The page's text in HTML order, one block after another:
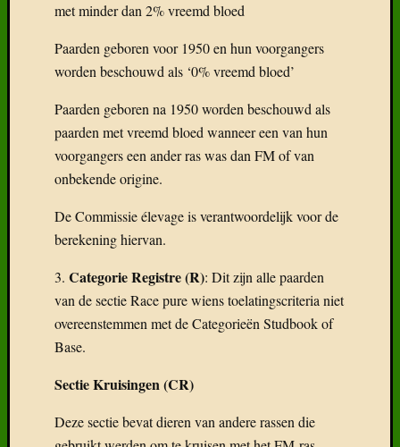
met minder dan 2% vreemd bloed
Paarden geboren voor 1950 en hun voorgangers
worden beschouwd als ‘0% vreemd bloed’
Paarden geboren na 1950 worden beschouwd als
paarden met vreemd bloed wanneer een van hun
voorgangers een ander ras was dan FM of van
onbekende origine.
De Commissie élevage is verantwoordelijk voor de
berekening hiervan.
3. Categorie Registre (R): Dit zijn alle paarden
van de sectie Race pure wiens toelatingscriteria niet
overeenstemmen met de Categorieën Studbook of
Base.
Sectie Kruisingen (CR)
Deze sectie bevat dieren van andere rassen die